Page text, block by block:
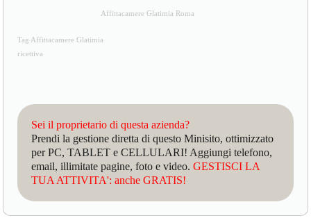
Affittacamere Glatimia Roma
Tag Affittacamere Glatimia
ricettiva
Sei il proprietario di questa azienda?
Prendi la gestione diretta di questo Minisito, ottimizzato
per PC, TABLET e CELLULARI! Aggiungi telefono,
email, illimitate pagine, foto e video.GESTISCI LA
TUA ATTIVITA': anche GRATIS!